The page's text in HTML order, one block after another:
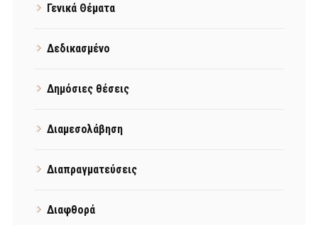
Γενικά Θέματα
Δεδικασμένο
Δημόσιες θέσεις
Διαμεσολάβηση
Διαπραγματεύσεις
Διαφθορά